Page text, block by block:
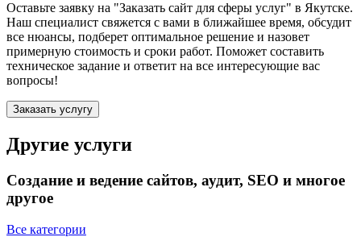
Оставьте заявку на "Заказать сайт для сферы услуг" в Якутске.
Наш специалист свяжется с вами в ближайшее время, обсудит
все нюансы, подберет оптимальное решение и назовет
примерную стоимость и сроки работ. Поможет составить
техническое задание и ответит на все интересующие вас
вопросы!
Заказать услугу
Другие услуги
Создание и ведение сайтов, аудит, SEO и многое
другое
Все категории